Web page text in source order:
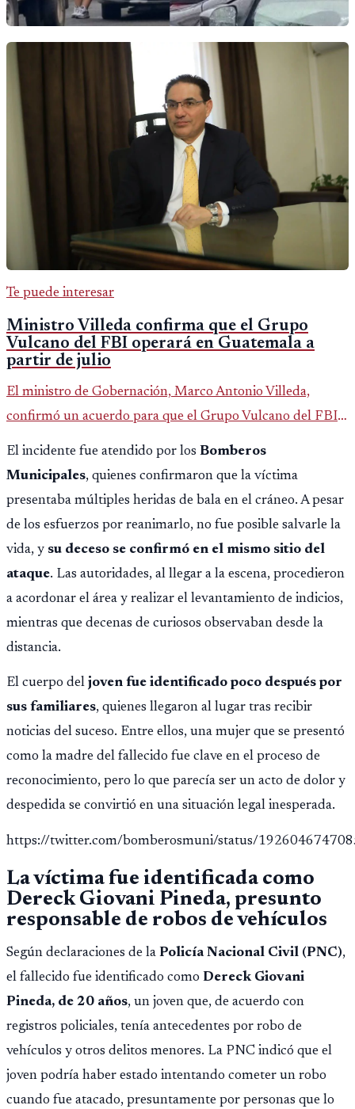
Te puede interesar
Ministro Villeda confirma que el Grupo
Vulcano del FBI operará en Guatemala a
partir de julio
El ministro de Gobernación, Marco Antonio Villeda,
confirmó un acuerdo para que el Grupo Vulcano del FBI
opere en Guatemala a partir de julio, tras un intento
fallido con la administración anterior del Ministerio
El incidente fue atendido por los Bomberos
Municipales, quienes confirmaron que la víctima
presentaba múltiples heridas de bala en el cráneo. A pesar
de los esfuerzos por reanimarlo, no fue posible salvarle la
vida, y su deceso se confirmó en el mismo sitio del
ataque. Las autoridades, al llegar a la escena, procedieron
a acordonar el área y realizar el levantamiento de indicios,
mientras que decenas de curiosos observaban desde la
distancia.
El cuerpo del joven fue identificado poco después por
sus familiares, quienes llegaron al lugar tras recibir
noticias del suceso. Entre ellos, una mujer que se presentó
como la madre del fallecido fue clave en el proceso de
reconocimiento, pero lo que parecía ser un acto de dolor y
despedida se convirtió en una situación legal inesperada.
https://twitter.com/bomberosmuni/status/
La víctima fue identificada como
Dereck Giovani Pineda, presunto
responsable de robos de vehículos
Según declaraciones de la Policía Nacional Civil (PNC),
el fallecido fue identificado como Dereck Giovani
Pineda, de 20 años, un joven que, de acuerdo con
registros policiales, tenía antecedentes por robo de
vehículos y otros delitos menores. La PNC indicó que el
joven podría haber estado intentando cometer un robo
cuando fue atacado, presuntamente por personas que lo